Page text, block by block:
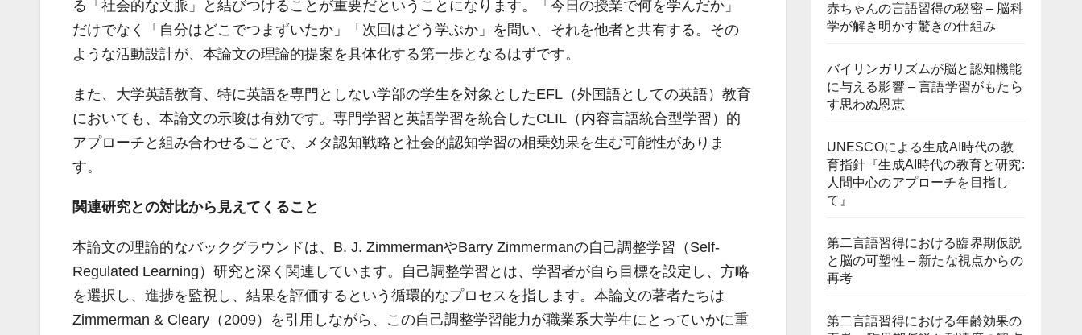
る「社会的な文脈」と結びつけることが重要だということになります。「今日の授業で何を学んだか」
だけでなく「自分はどこでつまずいたか」「次回はどう学ぶか」を問い、それを他者と共有する。その
ような活動設計が、本論文の理論的提案を具体化する第一歩となるはずです。
また、大学英語教育、特に英語を専門としない学部の学生を対象としたEFL（外国語としての英語）教育
においても、本論文の示唆は有効です。専門学習と英語学習を統合したCLIL（内容言語統合型学習）的
アプローチと組み合わせることで、メタ認知戦略と社会的認知学習の相乗効果を生む可能性がありま
す。
関連研究との対比から見えてくること
本論文の理論的なバックグラウンドは、B. J. ZimmermanやBarry Zimmermanの自己調整学習（Self-
Regulated Learning）研究と深く関連しています。自己調整学習とは、学習者が自ら目標を設定し、方略
を選択し、進捗を監視し、結果を評価するという循環的なプロセスを指します。本論文の著者たちは
Zimmerman & Cleary（2009）を引用しながら、この自己調整学習能力が職業系大学生にとっていかに重
赤ちゃんの言語習得の秘密 – 脳科
学が解き明かす驚きの仕組み
バイリンガリズムが脳と認知機能
に与える影響 – 言語学習がもたら
す思わぬ恩恵
UNESCOによる生成AI時代の教
育指針『生成AI時代の教育と研究:
人間中心のアプローチを目指し
て』
第二言語習得における臨界期仮説
と脳の可塑性 – 新たな視点からの
再考
第二言語習得における年齢効果の